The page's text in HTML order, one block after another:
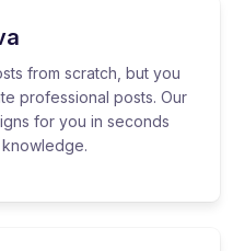
from scratch, but you
professional posts. Our
for you in seconds